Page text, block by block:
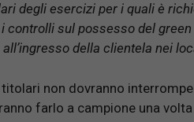
degli esercizi per i quali è
controlli sul possesso del
della clientela nei
non dovranno
farlo a campione una